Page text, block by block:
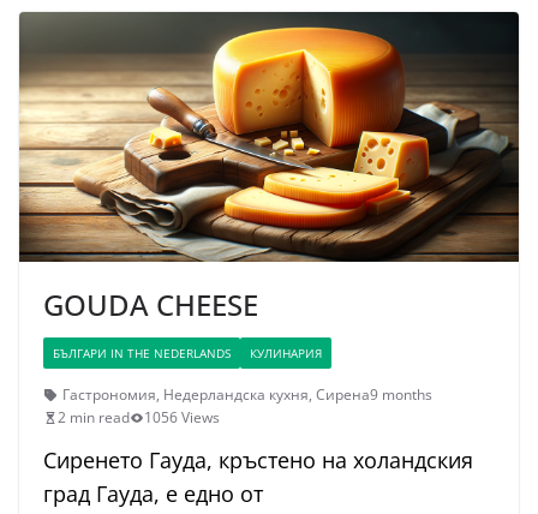
GOUDA CHEESE
БЪЛГАРИ IN THE NEDERLANDS КУЛИНАРИЯ
Гастрономия, Недерландска кухня, Сирена9 months
2 min read
1056 Views
Сиренето Гауда, кръстено на холандския
град Гауда, е едно от